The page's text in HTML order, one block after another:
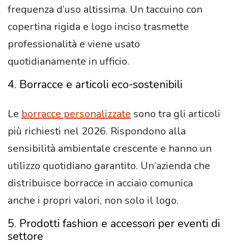
frequenza d’uso altissima. Un taccuino con
copertina rigida e logo inciso trasmette
professionalità e viene usato
quotidianamente in ufficio.
4. Borracce e articoli eco-sostenibili
Le borracce personalizzate sono tra gli articoli
più richiesti nel 2026. Rispondono alla
sensibilità ambientale crescente e hanno un
utilizzo quotidiano garantito. Un’azienda che
distribuisce borracce in acciaio comunica
anche i propri valori, non solo il logo.
5. Prodotti fashion e accessori per eventi di
settore